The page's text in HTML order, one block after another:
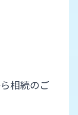
相続のご